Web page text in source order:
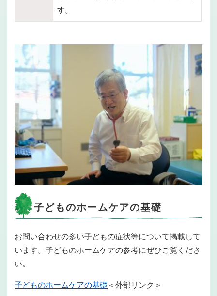
す。
子どものホームケアの基礎
お問い合わせの多い子どもの症状等について掲載して
います。子どものホームケアの参考にぜひご覧くださ
い。
子どものホームケアの基礎 ＜外部リンク＞